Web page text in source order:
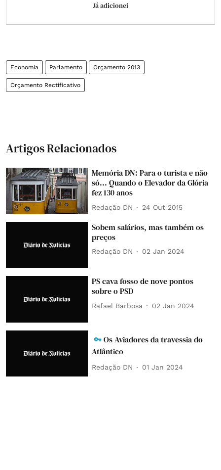
Já adicionei
Economia Parlamento Orçamento 2013
Orçamento Rectificativo
Artigos Relacionados
Memória DN: Para o turista e não
só... Quando o Elevador da Glória
fez 130 anos
Redação DN 24 Out 2015
Sobem salários, mas também os
preços
Redação DN 02 Jan 2024
PS cava fosso de nove pontos
sobre o PSD
Rafael Barbosa 02 Jan 2024
Os Aviadores da travessia do
Atlântico
Redação DN 01 Jan 2024